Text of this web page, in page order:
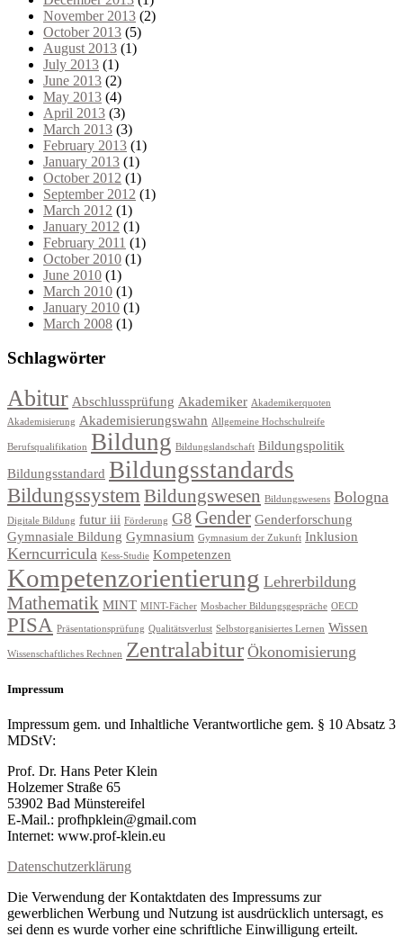
November 2013 (2)
October 2013 (5)
August 2013 (1)
July 2013 (1)
June 2013 (2)
May 2013 (4)
April 2013 (3)
March 2013 (3)
February 2013 (1)
January 2013 (1)
October 2012 (1)
September 2012 (1)
March 2012 (1)
January 2012 (1)
February 2011 (1)
October 2010 (1)
June 2010 (1)
March 2010 (1)
January 2010 (1)
March 2008 (1)
Schlagwörter
Abitur Abschlussprüfung Akademiker Akademikerquoten
Akademisierung Akademisierungswahn Allgemeine Hochschulreife
Berufsqualifikation Bildung Bildungslandschaft Bildungspolitik
Bildungsstandard Bildungsstandards
Bildungssystem Bildungswesen Bildungswesens Bologna
Digitale Bildung futur iii Förderung G8 Gender Genderforschung
Gymnasiale Bildung Gymnasium Gymnasium der Zukunft Inklusion
Kerncurricula Kess-Studie Kompetenzen
Kompetenzorientierung Lehrerbildung
Mathematik MINT MINT-Fächer Mosbacher Bildungsgespräche OECD
PISA Präsentationsprüfung Qualitätsverlust Selbstorganisiertes Lernen Wissen
Wissenschaftliches Rechnen Zentralabitur Ökonomisierung
Impressum
Impressum gem. und Inhaltliche Verantwortliche gem. § 10 Absatz 3
MDStV:
Prof. Dr. Hans Peter Klein
Holzemer Straße 65
53902 Bad Münstereifel
E-Mail.: profhpklein@gmail.com
Internet: www.prof-klein.eu
Datenschutzerklärung
Die Verwendung der Kontaktdaten des Impressums zur
gewerblichen Werbung und Nutzung ist ausdrücklich untersagt, es
sei denn es wurde vorher eine schriftliche Einwilligung erteilt.